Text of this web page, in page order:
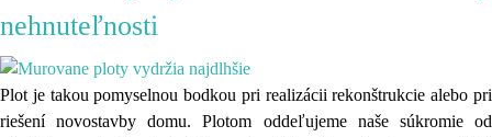
nehnuteľnosti
Plot je takou pomyselnou bodkou pri realizácii rekonštrukcie alebo pri
riešení novostavby domu. Plotom oddeľujeme naše súkromie od